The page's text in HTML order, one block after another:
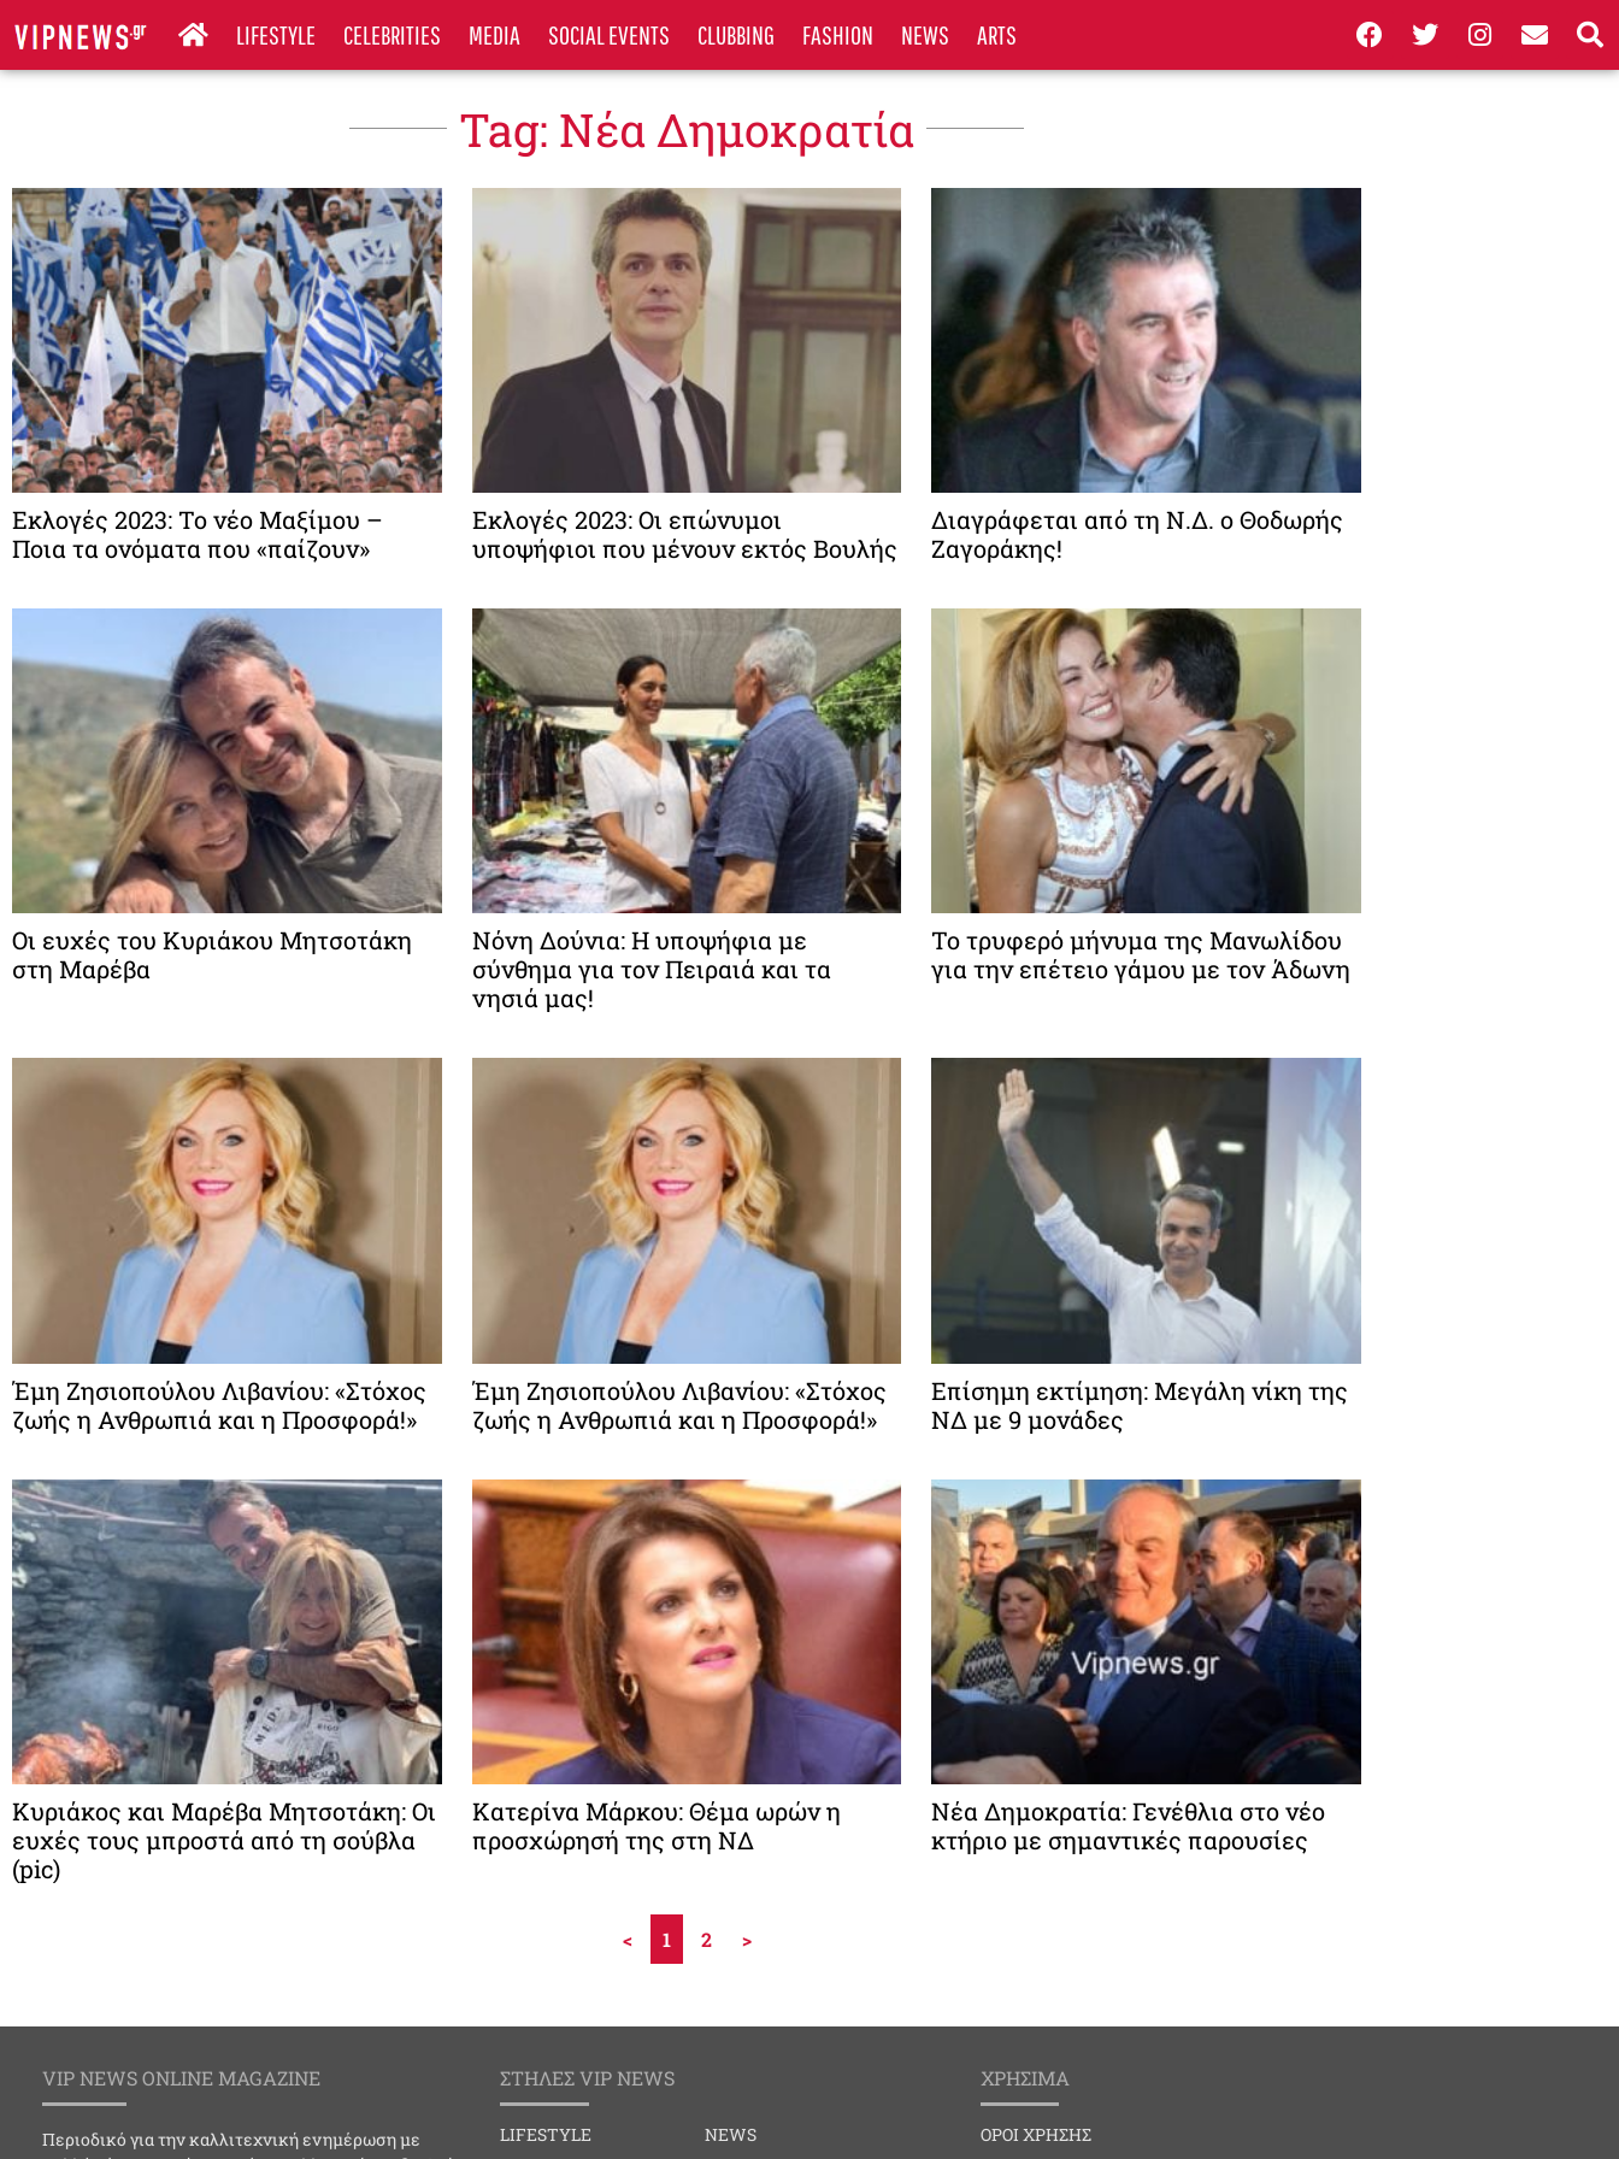
LIFESTYLE CELEBRITIES MEDIA SOCIAL EVENTS CLUBBING FASHION NEWS ARTS
Tag: Νέα Δημοκρατία
Εκλογές 2023: Το νέο Μαξίμου –
Ποια τα ονόματα που «παίζουν»
Εκλογές 2023: Οι επώνυμοι
υποψήφιοι που μένουν εκτός Βουλής
Διαγράφεται από τη Ν.Δ. ο Θοδωρής
Ζαγοράκης!
Οι ευχές του Κυριάκου Μητσοτάκη
στη Μαρέβα
Νόνη Δούνια: Η υποψήφια με
σύνθημα για τον Πειραιά και τα
νησιά μας!
Το τρυφερό μήνυμα της Μανωλίδου
για την επέτειο γάμου με τον Άδωνη
Έμη Ζησιοπούλου Λιβανίου: «Στόχος
ζωής η Ανθρωπιά και η Προσφορά!»
Έμη Ζησιοπούλου Λιβανίου: «Στόχος
ζωής η Ανθρωπιά και η Προσφορά!»
Επίσημη εκτίμηση: Μεγάλη νίκη της
ΝΔ με 9 μονάδες
Κυριάκος και Μαρέβα Μητσοτάκη: Οι
ευχές τους μπροστά από τη σούβλα
(pic)
Κατερίνα Μάρκου: Θέμα ωρών η
προσχώρησή της στη ΝΔ
Νέα Δημοκρατία: Γενέθλια στο νέο
κτήριο με σημαντικές παρουσίες
< 1 2 >
VIP NEWS ONLINE MAGAZINE
Περιοδικό για την καλλιτεχνική ενημέρωση με
ΣΤΗΛΕΣ VIP NEWS
LIFESTYLE NEWS
ΧΡΗΣΙΜΑ
ΟΡΟΙ ΧΡΗΣΗΣ